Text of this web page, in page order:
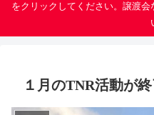
をクリックしてください。譲渡
１月のTNR活動が終